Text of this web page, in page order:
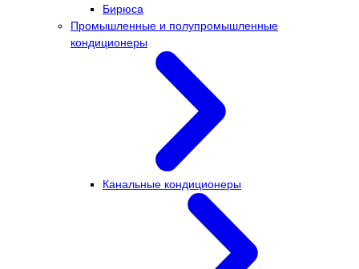
Бирюса
Промышленные и полупромышленные
кондиционеры
Канальные кондиционеры